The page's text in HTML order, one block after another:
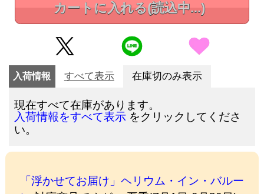
カートに入れる(読込中...)
入荷情報 すべて表示 在庫切のみ表示
現在すべて在庫があります。
入荷情報をすべて表示 をクリックしてくださ
い。
「浮かせてお届け」ヘリウム・イン・バルー